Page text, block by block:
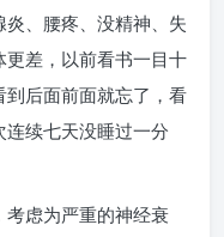
、腰疼、没精神、失
差，以前看书一目十
后面前面就忘了，看
续七天没睡过一分
虑为严重的神经衰